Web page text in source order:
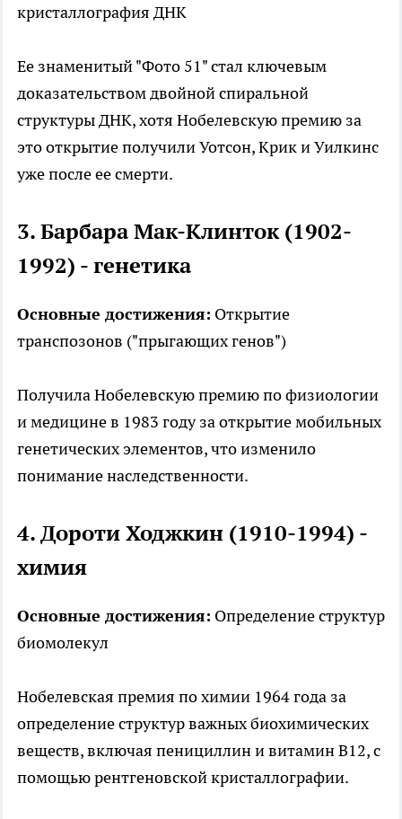
кристаллография ДНК
Ее знаменитый "Фото 51" стал ключевым
доказательством двойной спиральной
структуры ДНК, хотя Нобелевскую премию за
это открытие получили Уотсон, Крик и Уилкинс
уже после ее смерти.
3. Барбара Мак-Клинток (1902-
1992) - генетика
Основные достижения: Открытие
транспозонов ("прыгающих генов")
Получила Нобелевскую премию по физиологии
и медицине в 1983 году за открытие мобильных
генетических элементов, что изменило
понимание наследственности.
4. Дороти Ходжкин (1910-1994) -
химия
Основные достижения: Определение структур
биомолекул
Нобелевская премия по химии 1964 года за
определение структур важных биохимических
веществ, включая пенициллин и витамин B12, с
помощью рентгеновской кристаллографии.